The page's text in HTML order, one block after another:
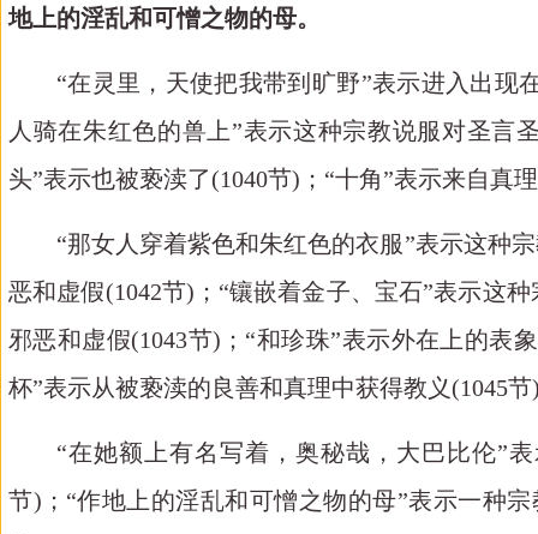
地上的淫乱和可憎之物的母。
“在灵里，天使把我带到 旷野”表示进入出现
人 骑在朱红色的兽 上”表示这种宗教说服对圣言
头”表示也被亵渎了(1040节) ； “十角”表示来自真
“那女人穿着紫色和朱红色的衣服”表示这种
恶和虚假(1042节)；“镶嵌着金子、宝石”表示这
邪恶和虚假(1043节)；“和珍珠”表示外在上的表
杯”表示从被亵渎的良善和真理中获得教义(1045节
“在她额 上有名写着，奥秘哉，大巴比伦”
节) ； “作地上的淫乱和可憎之物的母”表示一种